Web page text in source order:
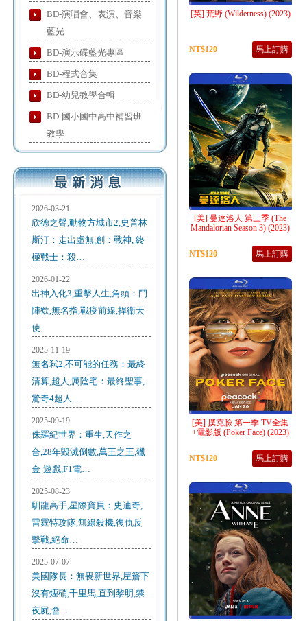
BD-演唱會、表演、音樂
藍光
BD-演示碟藍光專區
BD-程式合集
BD-幼兒教學合輯
BD-國小國中高中補習班
教學
2026-03-21
欣德之聲,動物方城市2,史普林
斯汀：走出虛無,創：戰神, 終
極戰士：殺…
2026-01-22
出神入化3,重擊人生,角頭：鬥
陣欸,無名指,戰疫前線,捍衛天
使
2025-11-19
無名弒2,不可能的任務：最終
清算,超人,厲陰宅：最終聖事,
驚奇4超人…
2025-09-19
侏羅紀世界：重生,天作之
合,28年毀滅倒數,萬王之王,獵
金·遊戲,F1電…
2025-08-23
馴龍高手,星際寶貝：史迪奇,
雷霆特攻隊,無線殺機,復仇反
擊戰,絕命…
2025-07-07
美國隊長：無畏新世界,屋簷下
沒有煙硝,千里馬,直到黎明,禁
夜屍,會…
[英] 荒野 (Wilderness) (2023)
NT$120 馬上訂購
[美] 曼達洛人 第三季 (The
Mandalorian Season 3) (2023)
NT$120 馬上訂購
[美] 撲克臉 第一季 TV全集
+電影版 (Poker Face) (2023)
NT$120 馬上訂購